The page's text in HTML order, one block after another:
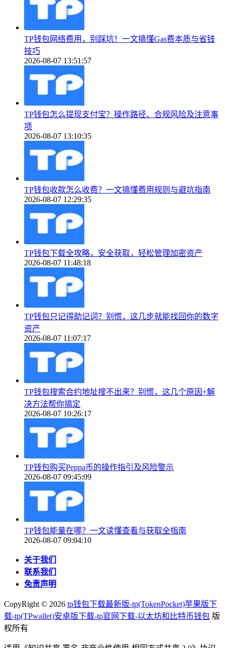
TP钱包网络费用，别踩坑！一文搞懂Gas费本质与省钱
技巧
2026-08-07 13:51:57
TP钱包怎么提现支付宝？操作路径、合规风险及注意事
项
2026-08-07 13:10:35
TP钱包收款怎么收费？一文搞懂费用规则与避坑指南
2026-08-07 12:29:35
TP钱包下载全攻略，安全获取，轻松管理加密资产
2026-08-07 11:48:18
TP钱包只记得助记词？别慌，这几步就能找回你的数字
资产
2026-08-07 11:07:17
TP钱包搜索合约地址搜不出来？别慌，这几个原因+解
决方法帮你搞定
2026-08-07 10:26:17
TP钱包购买Peppa币的操作指引及风险警示
2026-08-07 09:45:09
TP钱包能量在哪？一文读懂查看与获取全指南
2026-08-07 09:04:10
关于我们
联系我们
免责声明
CopyRight © 2026 tp钱包下载最新版-tp(TokenPocket)苹果版下
载-tp(TPwallet)安卓版下载-tp官网下载-以太坊和比特币钱包 版
权所有